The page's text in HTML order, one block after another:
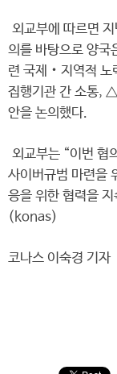
외교부에 따르면
의를 바탕으로 양
련 국제‧지역적 노
집행기관 간 소통,
안을 논의했다.
외교부는 “이번 협
사이버규범 마련을
응을 위한 협력을
(konas)
코나스 이숙경 기자